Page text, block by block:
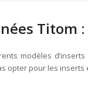
Titom
modèles
pour les inserts